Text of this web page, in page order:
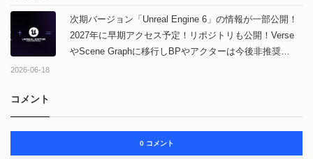
次期バージョン「Unreal Engine 6」の情報が一部公開！
2027年に早期アクセス予定！リポジトリも公開！Verse
やScene Graphに移行しBPやアクターは今後非推奨
2026-06-18
コメント
0 コメント